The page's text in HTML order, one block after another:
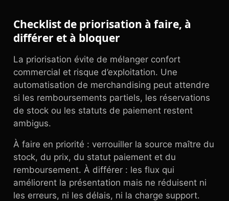
Checklist de priorisation à faire, à
différer et à bloquer
La priorisation évite de mélanger confort
commercial et risque d’exploitation. Une
automatisation de merchandising peut attendre
si les remboursements partiels, les réservations
de stock ou les statuts de paiement restent
ambigus.
À faire en priorité : verrouiller la source maître du
stock, du prix, du statut paiement et du
remboursement. À différer : les flux qui
améliorent la présentation mais ne réduisent ni
les erreurs, ni les délais, ni la charge support.